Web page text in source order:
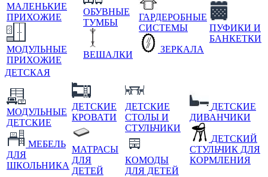
МАЛЕНЬКИЕ
ПРИХОЖИЕ
МОДУЛЬНЫЕ
ПРИХОЖИЕ
ОБУВНЫЕ
ТУМБЫ
ВЕШАЛКИ
ГАРДЕРОБНЫЕ
СИСТЕМЫ
ЗЕРКАЛА
ПУФИКИ И
БАНКЕТКИ
ДЕТСКАЯ
МОДУЛЬНЫЕ
ДЕТСКИЕ
МЕБЕЛЬ
ДЛЯ
ШКОЛЬНИКА
ДЕТСКИЕ
КРОВАТИ
МАТРАСЫ
ДЛЯ
ДЕТЕЙ
ДЕТСКИЕ
СТОЛЫ И
СТУЛЬЧИКИ
КОМОДЫ
ДЛЯ ДЕТЕЙ
ДЕТСКИЕ
ДИВАНЧИКИ
ДЕТСКИЙ
СТУЛЬЧИК ДЛЯ
КОРМЛЕНИЯ